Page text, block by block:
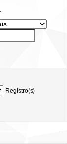
Registro(s)